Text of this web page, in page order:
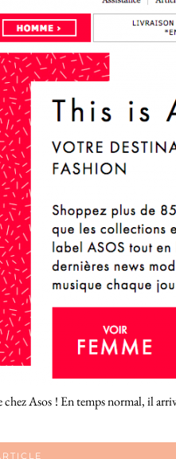
Asos ! En temps normal, il